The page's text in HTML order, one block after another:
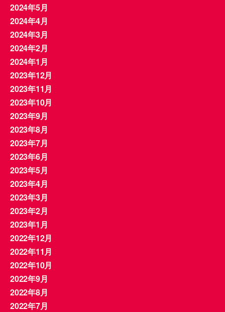
2024年5月
2024年4月
2024年3月
2024年2月
2024年1月
2023年12月
2023年11月
2023年10月
2023年9月
2023年8月
2023年7月
2023年6月
2023年5月
2023年4月
2023年3月
2023年2月
2023年1月
2022年12月
2022年11月
2022年10月
2022年9月
2022年8月
2022年7月